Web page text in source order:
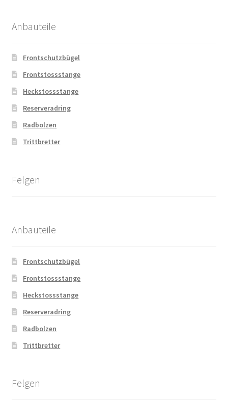
Anbauteile
Frontschutzbügel
Frontstossstange
Heckstossstange
Reserveradring
Radbolzen
Trittbretter
Felgen
Anbauteile
Frontschutzbügel
Frontstossstange
Heckstossstange
Reserveradring
Radbolzen
Trittbretter
Felgen